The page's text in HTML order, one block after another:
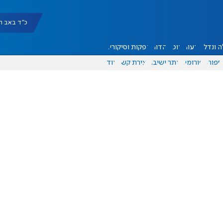
כ"ד באב תשפ"ו
ונדל"ן דעות אוכל יהדות הפקות וסיקורים
ספורט פורומים אתר ישיבה יצירת קשר עוד